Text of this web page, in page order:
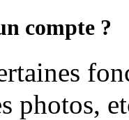
compte ?
photos,